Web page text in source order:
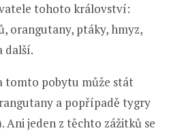
tohoto království:
orangutany, ptáky, hmyz,
další.
tomto pobytu může stát
a popřípadě tygry
Ani jeden z těchto zážitků se